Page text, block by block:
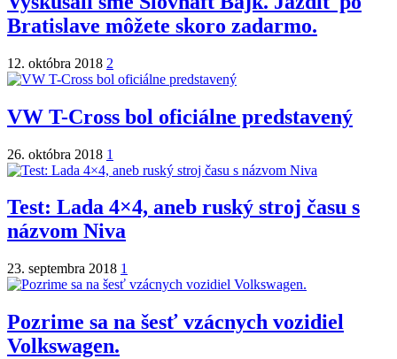
Bratislave môžete skoro zadarmo.
12. októbra 2018 2
VW T-Cross bol oficiálne predstavený
26. októbra 2018 1
Test: Lada 4×4, aneb ruský stroj času s
názvom Niva
23. septembra 2018 1
Pozrime sa na šesť vzácnych vozidiel
Volkswagen.